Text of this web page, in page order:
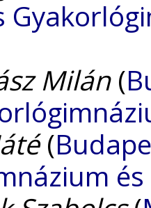
Milán(
(